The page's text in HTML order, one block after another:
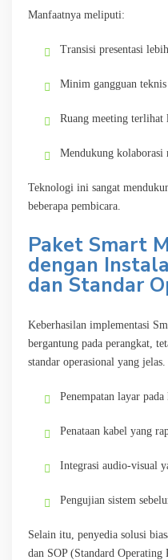
Manfaatnya meliputi:
Transisi presentasi
Minim gangguan teknis
Ruang meeting terlihat
Mendukung kolaborasi
Teknologi ini sangat
beberapa pembicara.
Paket Smart
dengan
dan Standar
Keberhasilan implementasi
bergantung pada perangkat,
standar operasional yang
Penempatan layar
Penataan kabel yang
Integrasi audio-visual
Pengujian sistem
Selain itu, penyedia solusi
dan SOP (Standard